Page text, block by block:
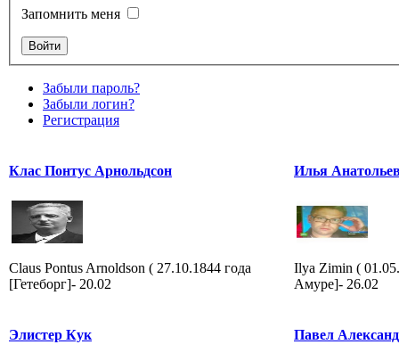
Запомнить меня
Забыли пароль?
Забыли логин?
Регистрация
Клас Понтус Арнольдсон
Claus Pontus Arnoldson ( 27.10.1844 года
[Гетеборг]- 20.02
Илья
Ilya Zimin (
Амуре]- 26.02
Элистер Кук Павел